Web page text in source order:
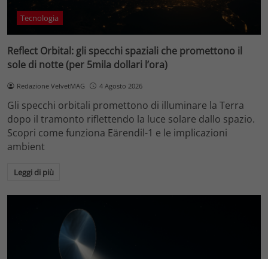
Tecnologia
Reflect Orbital: gli specchi spaziali che promettono il
sole di notte (per 5mila dollari l’ora)
Redazione VelvetMAG 4 Agosto 2026
Gli specchi orbitali promettono di illuminare la Terra
dopo il tramonto riflettendo la luce solare dallo spazio.
Scopri come funziona Eärendil-1 e le implicazioni
ambient
Leggi di più